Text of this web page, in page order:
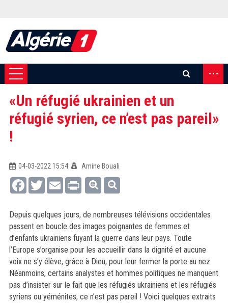
...
«Un réfugié ukrainien et un
réfugié syrien, ce n’est pas pareil»
!
04-03-2022 15:54
Amine Bouali
FacebookTwitterEmail Print
Depuis quelques jours, de nombreuses télévisions occidentales
passent en boucle des images poignantes de femmes et
d’enfants ukrainiens fuyant la guerre dans leur pays. Toute
l’Europe s’organise pour les accueillir dans la dignité et aucune
voix ne s’y élève, grâce à Dieu, pour leur fermer la porte au nez.
Néanmoins, certains analystes et hommes politiques ne manquent
pas d’insister sur le fait que les réfugiés ukrainiens et les réfugiés
syriens ou yéménites, ce n’est pas pareil ! Voici quelques extraits